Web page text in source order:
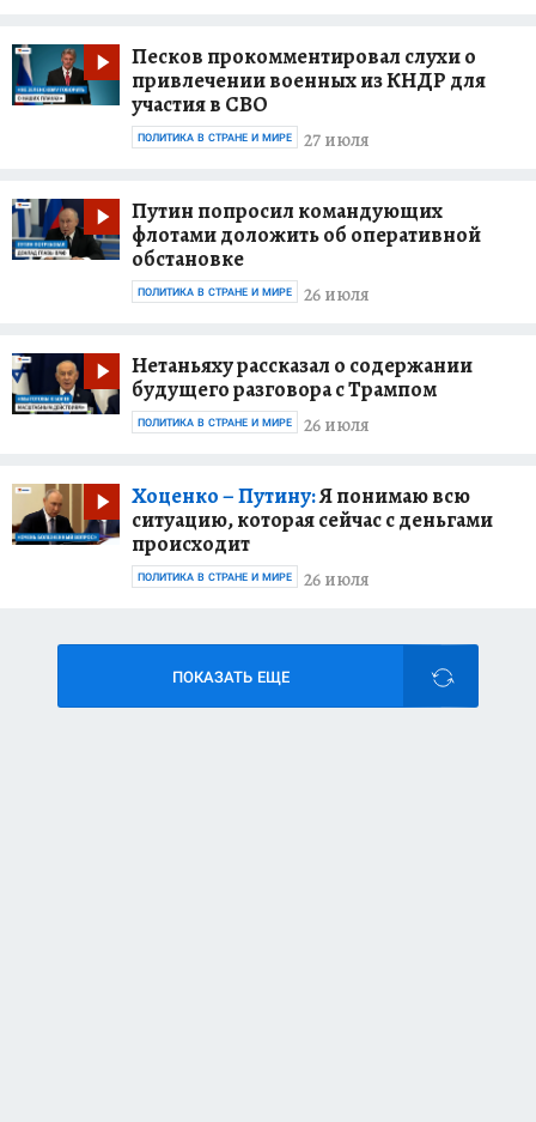
Песков прокомментировал слухи о
привлечении военных из КНДР для
участия в СВО
27 июля
ПОЛИТИКА В СТРАНЕ И МИРЕ
Путин попросил командующих
флотами доложить об оперативной
обстановке
26 июля
ПОЛИТИКА В СТРАНЕ И МИРЕ
Нетаньяху рассказал о содержании
будущего разговора с Трампом
26 июля
ПОЛИТИКА В СТРАНЕ И МИРЕ
Хоценко – Путину:Я понимаю всю
ситуацию, которая сейчас с деньгами
происходит
26 июля
ПОЛИТИКА В СТРАНЕ И МИРЕ
ПОКАЗАТЬ ЕЩЕ